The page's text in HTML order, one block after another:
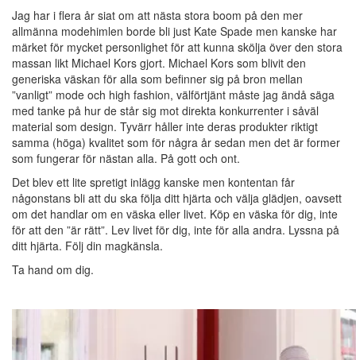
Jag har i flera år siat om att nästa stora boom på den mer
allmänna modehimlen borde bli just Kate Spade men kanske har
märket för mycket personlighet för att kunna skölja över den stora
massan likt Michael Kors gjort. Michael Kors som blivit den
generiska väskan för alla som befinner sig på bron mellan
”vanligt” mode och high fashion, välförtjänt måste jag ändå säga
med tanke på hur de står sig mot direkta konkurrenter i såväl
material som design. Tyvärr håller inte deras produkter riktigt
samma (höga) kvalitet som för några år sedan men det är former
som fungerar för nästan alla. På gott och ont.
Det blev ett lite spretigt inlägg kanske men kontentan får
någonstans bli att du ska följa ditt hjärta och välja glädjen, oavsett
om det handlar om en väska eller livet. Köp en väska för dig, inte
för att den ”är rätt”. Lev livet för dig, inte för alla andra. Lyssna på
ditt hjärta. Följ din magkänsla.
Ta hand om dig.